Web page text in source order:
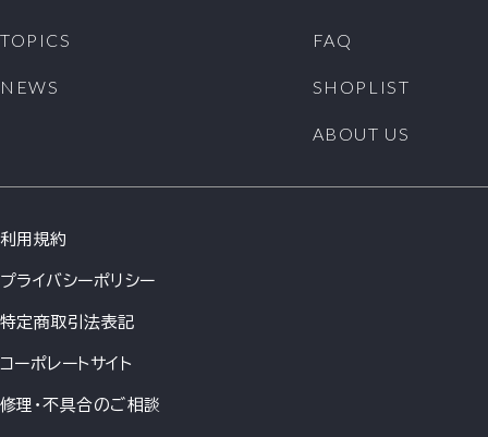
TOPICS
NEWS
FAQ
SHOPLIST
ABOUT US
利用規約
プライバシーポリシー
特定商取引法表記
コーポレートサイト
修理・不具合のご相談